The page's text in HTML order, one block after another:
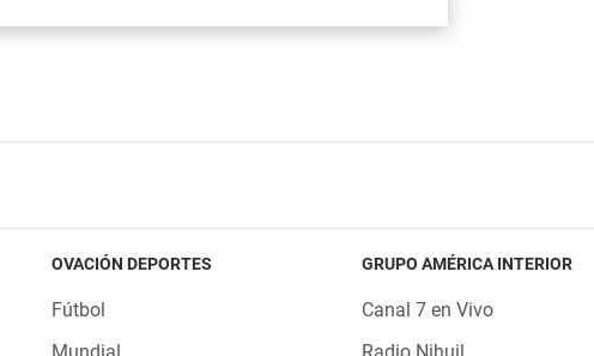
OVACIÓN DEPORTES
Fútbol
GRUPO AMÉRICA INTERIOR
Canal 7 en Vivo